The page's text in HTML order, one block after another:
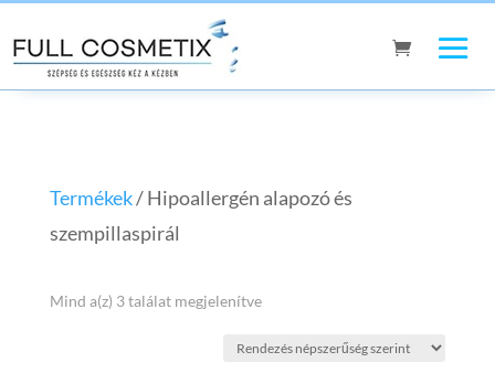
Termékek/ Hipoallergén alapozó és
szempillaspirál
Mind a(z) 3 találat megjelenítveSorted